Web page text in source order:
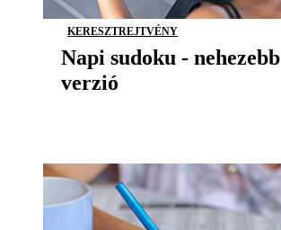
KERESZTREJTVÉNY
Napi sudoku - nehezebb
verzió